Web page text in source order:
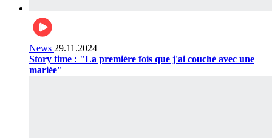
News 29.11.2024
Story time : "La première fois que j'ai couché avec une
mariée"